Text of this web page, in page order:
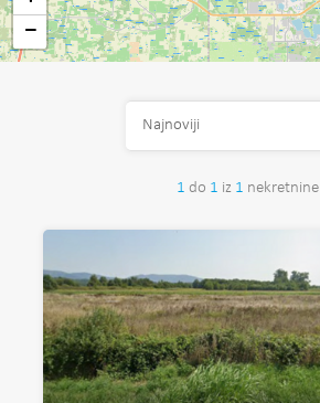
−
1 do 1 iz 1 nekretnine
Najnoviji